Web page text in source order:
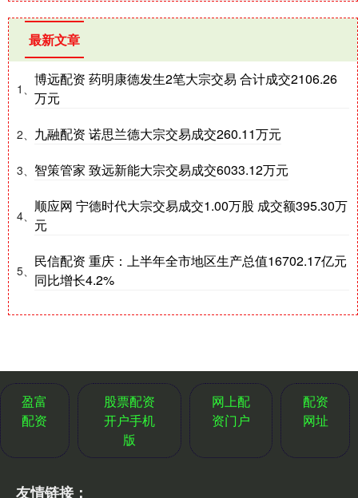
最新文章
1、
博远配资 药明康德发生2笔大宗交易 合计成交2106.26
万元
2、 九融配资 诺思兰德大宗交易成交260.11万元
3、 智策管家 致远新能大宗交易成交6033.12万元
4、
顺应网 宁德时代大宗交易成交1.00万股 成交额395.30万
元
5、
民信配资 重庆：上半年全市地区生产总值16702.17亿元
同比增长4.2%
盈富
配资
股票配资
开户手机
版
网上配
资门户
配资
网址
友情链接：